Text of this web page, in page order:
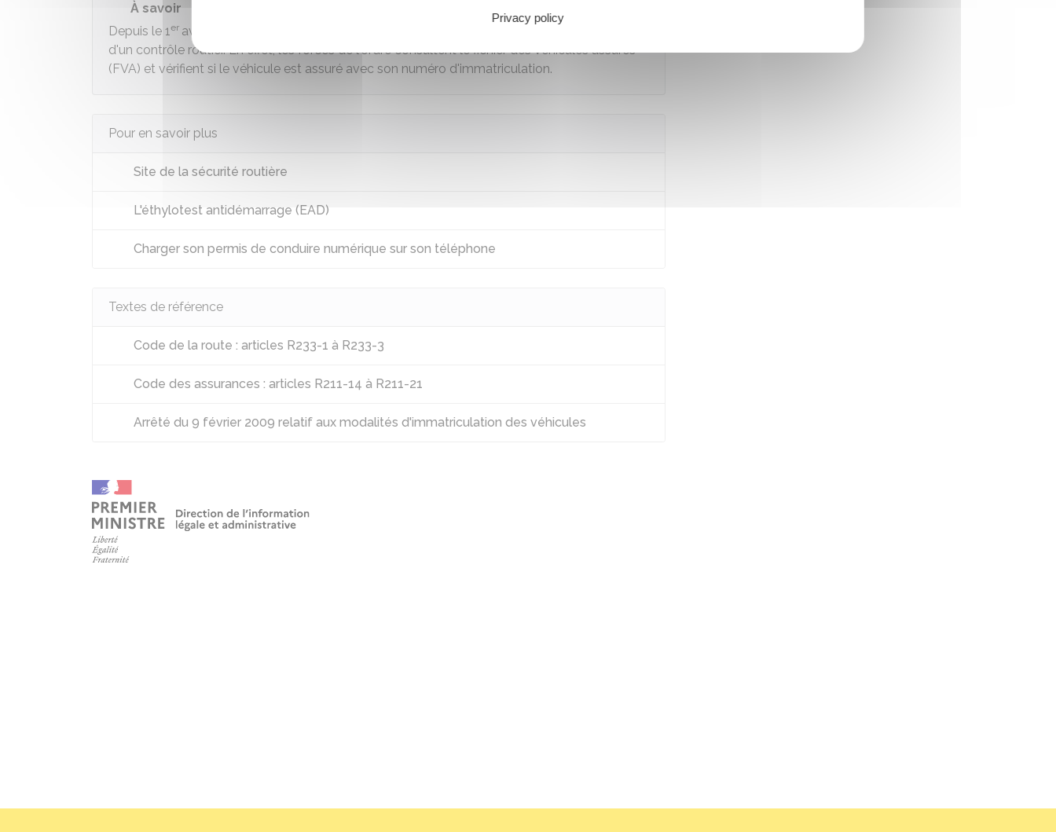
À savoir
Depuis le 1er avril 2024, il n'est plus obligatoire de présenter les
d'un contrôle routier. En effet, les forces de l'ordre consultent le fichier des véhicules assurés
(FVA) et vérifient si le véhicule est assuré avec son numéro d'immatriculation.
Pour en savoir plus
Site de la sécurité routière
L'éthylotest antidémarrage (EAD)
Charger son permis de conduire numérique sur son téléphone
Textes de référence
Code de la route : articles R233-1 à R233-3
Code des assurances : articles R211-14 à R211-21
Arrêté du 9 février 2009 relatif aux modalités d'immatriculation des véhicules
Privacy policy